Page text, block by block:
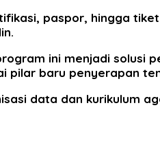
paspor, hingga
ini menjadi solusi
pilar baru penyerapan
data dan kurikulum